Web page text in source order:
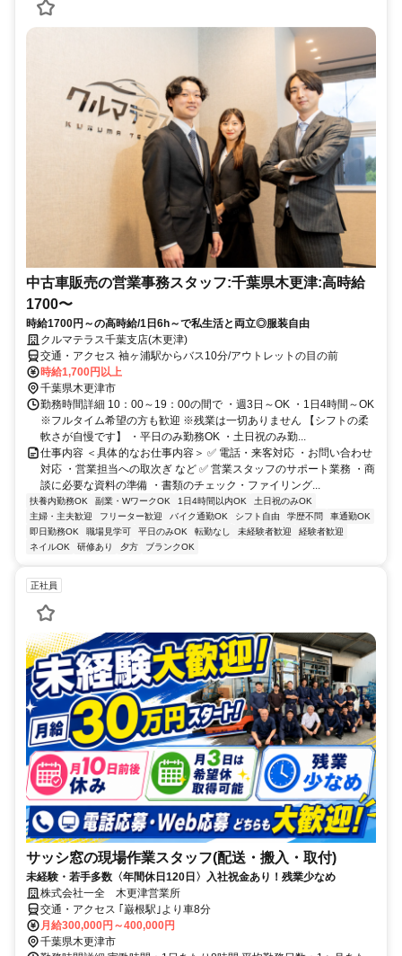
中古車販売の営業事務スタッフ:千葉県木更津:高時給
1700〜
時給1700円～の高時給/1日6h～で私生活と両立◎服装自由
クルマテラス千葉支店(木更津)
交通・アクセス 袖ヶ浦駅からバス10分/アウトレットの目の前
時給1,700円以上
千葉県木更津市
勤務時間詳細 10：00～19：00の間で ・週3日～OK ・1日4時間～OK
※フルタイム希望の方も歓迎 ※残業は一切ありません 【シフトの柔
軟さが自慢です】 ・平日のみ勤務OK ・土日祝のみ勤...
仕事内容 ＜具体的なお仕事内容＞ ✅ 電話・来客対応 ・お問い合わせ
対応 ・営業担当への取次ぎ など ✅ 営業スタッフのサポート業務 ・商
談に必要な資料の準備 ・書類のチェック・ファイリング...
扶養内勤務OK 副業・WワークOK 1日4時間以内OK
土日祝のみOK
主婦・主夫歓迎
フリーター歓迎 バイク通勤OK シフト自由 学歴不問
車通勤OK
即日勤務OK
職場見学可 平日のみOK 転勤なし 未経験者歓迎
経験者歓迎
ネイルOK
研修あり 夕方 ブランクOK
正社員
サッシ窓の現場作業スタッフ(配送・搬入・取付)
未経験・若手多数〈年間休日120日〉入社祝金あり！残業少なめ
株式会社一全 木更津営業所
交通・アクセス ｢巌根駅｣より車8分
月給300,000円～400,000円
千葉県木更津市